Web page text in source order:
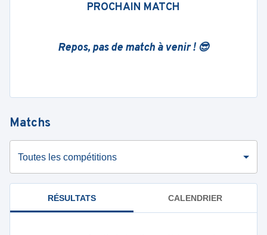
PROCHAIN MATCH
Repos, pas de match à venir ! 😎
Matchs
Toutes les compétitions
RÉSULTATS CALENDRIER